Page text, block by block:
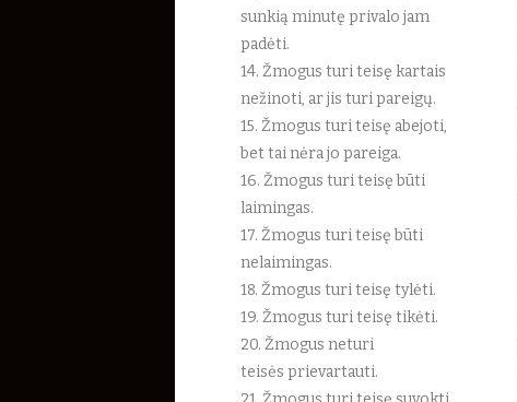
sunkią minutę privalo jam
padėti.
14. Žmogus turi teisę kartais
nežinoti, ar jis turi pareigų.
15. Žmogus turi teisę abejoti,
bet tai nėra jo pareiga.
16. Žmogus turi teisę būti
laimingas.
17. Žmogus turi teisę būti
nelaimingas.
18. Žmogus turi teisę tylėti.
19. Žmogus turi teisę tikėti.
20. Žmogus neturi
teisės prievartauti.